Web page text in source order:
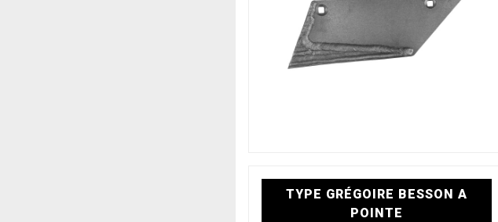
TYPE GRÉGOIRE BESSON A
POINTE